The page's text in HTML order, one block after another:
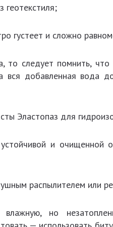
густеет и сложно
то следует помнить,
вся добавленная вода
Эластопаз для
и очищенной
распылителем или
но